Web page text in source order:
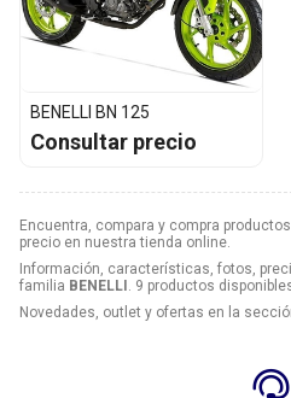
Encuentra, compara y compra
precio en nuestra tienda online.
Información, características, fotos,
familia BENELLI . 9 productos
Novedades, outlet y ofertas en la
BENELLI BN 125
Consultar precio